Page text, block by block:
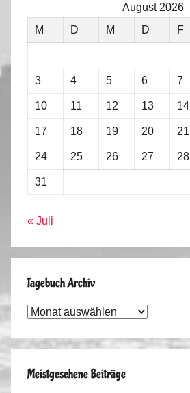
August 2026
M
D M D F
3 4 5 6 7
10 11 12 13 14
17 18 19 20 21
24 25 26 27 28
31
« Juli
Tagebuch Archiv
Tagebuch
Meistgesehene Beiträge